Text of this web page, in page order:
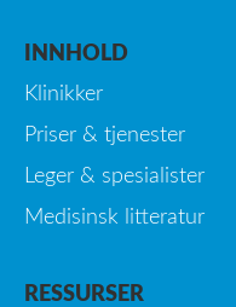
INNHOLD
Klinikker
Priser & tjenester
Leger & spesialister
Medisinsk litteratur
RESSURSER